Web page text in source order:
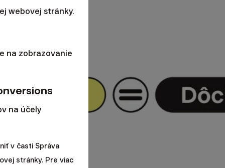
Sociálna
logiku.
webovej stránky.
na zobrazovanie
na účely
v časti Správa
stránky. Pre viac